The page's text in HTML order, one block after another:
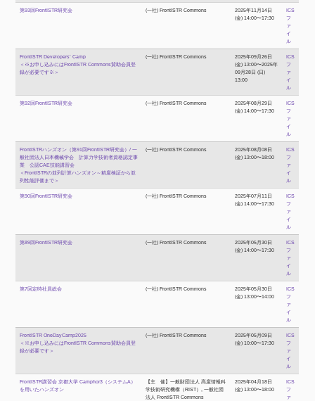
第93回FrontISTR研究会 (一社) FrontISTR Commons
2025年11月14日
(金) 14:00〜17:30
ICS
フ
ァ
イ
ル
FrontISTR Developers’ Camp
＜※お申し込みにはFrontISTR Commons賛助会員登
録が必要です※＞
(一社) FrontISTR Commons
2025年09月26日
(金) 13:00〜2025年
09月28日 (日)
13:00
ICS
フ
ァ
イ
ル
第92回FrontISTR研究会 (一社) FrontISTR Commons
2025年08月29日
(金) 14:00〜17:30
ICS
フ
ァ
イ
ル
FrontISTRハンズオン（第91回FrontISTR研究会）/ 一
般社団法人日本機械学会 計算力学技術者資格認定事
業 公認CAE技能講習会
＜FrontISTRの並列計算ハンズオン～精度検証から並
列性能評価まで＞
(一社) FrontISTR Commons
2025年08月08日
(金) 13:00〜18:00
ICS
フ
ァ
イ
ル
第90回FrontISTR研究会 (一社) FrontISTR Commons
2025年07月11日
(金) 14:00〜17:30
ICS
フ
ァ
イ
ル
第89回FrontISTR研究会 (一社) FrontISTR Commons
2025年05月30日
(金) 14:00〜17:30
ICS
フ
ァ
イ
ル
第7回定時社員総会 (一社) FrontISTR Commons
2025年05月30日
(金) 13:00〜14:00
ICS
フ
ァ
イ
ル
FrontISTR OneDayCamp2025
＜※お申し込みにはFrontISTR Commons賛助会員登
録が必要です＞
(一社) FrontISTR Commons
2025年05月09日
(金) 10:00〜17:30
ICS
フ
ァ
イ
ル
FrontISTR講習会 京都大学 Camphor3（システムA）
を用いたハンズオン
【主 催】一般財団法人 高度情報科
学技術研究機構（RIST）, 一般社団
法人 FrontISTR Commons
2025年04月18日
(金) 13:00〜18:00
ICS
フ
ァ